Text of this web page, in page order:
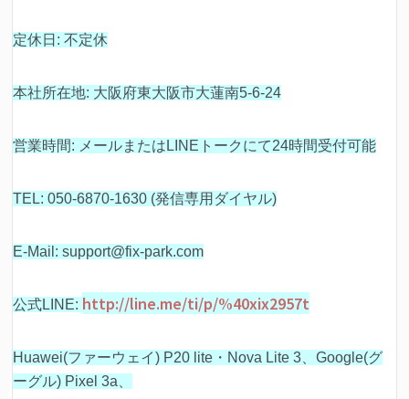
定休日: 不定休
本社所在地: 大阪府東大阪市大蓮南5-6-24
営業時間: メールまたはLINEトークにて24時間受付可能
TEL: 050-6870-1630 (発信専用ダイヤル)
E-Mail: support@fix-park.com
公式LINE: http://line.me/ti/p/%40xix2957t
Huawei(ファーウェイ) P20 lite・Nova Lite 3、Google(グ
ーグル) Pixel 3a、